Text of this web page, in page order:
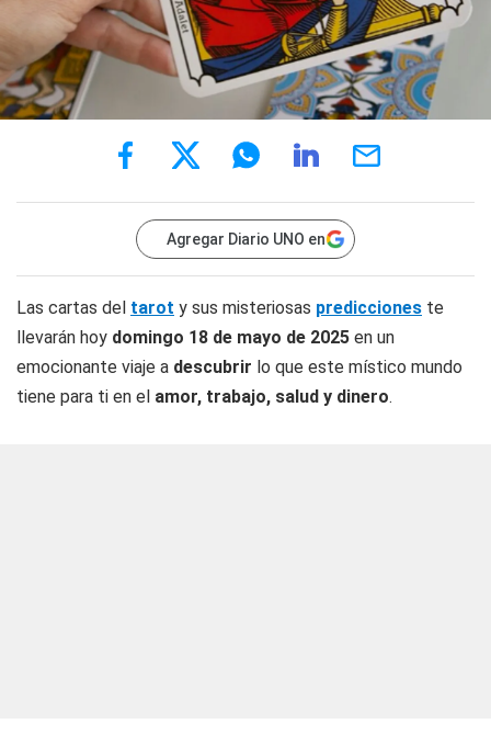
Agregar Diario UNO en
Las cartas del tarot y sus misteriosas predicciones te
llevarán hoy domingo 18 de mayo de 2025 en un
emocionante viaje a descubrir lo que este místico mundo
tiene para ti en el amor, trabajo, salud y dinero.